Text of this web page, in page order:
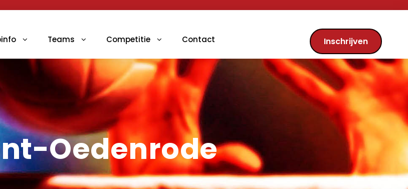
Teams Competitie Contact Inschrijven
Oedenrode